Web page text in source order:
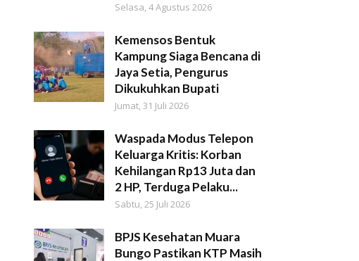
Selasa, 4 Agustus 2026
Kemensos Bentuk
Kampung Siaga Bencana di
Jaya Setia, Pengurus
Dikukuhkan Bupati
Jumat, 31 Juli 2026
Waspada Modus Telepon
Keluarga Kritis: Korban
Kehilangan Rp13 Juta dan
2 HP, Terduga Pelaku...
Sabtu, 25 Juli 2026
BPJS Kesehatan Muara
Bungo Pastikan KTP Masih